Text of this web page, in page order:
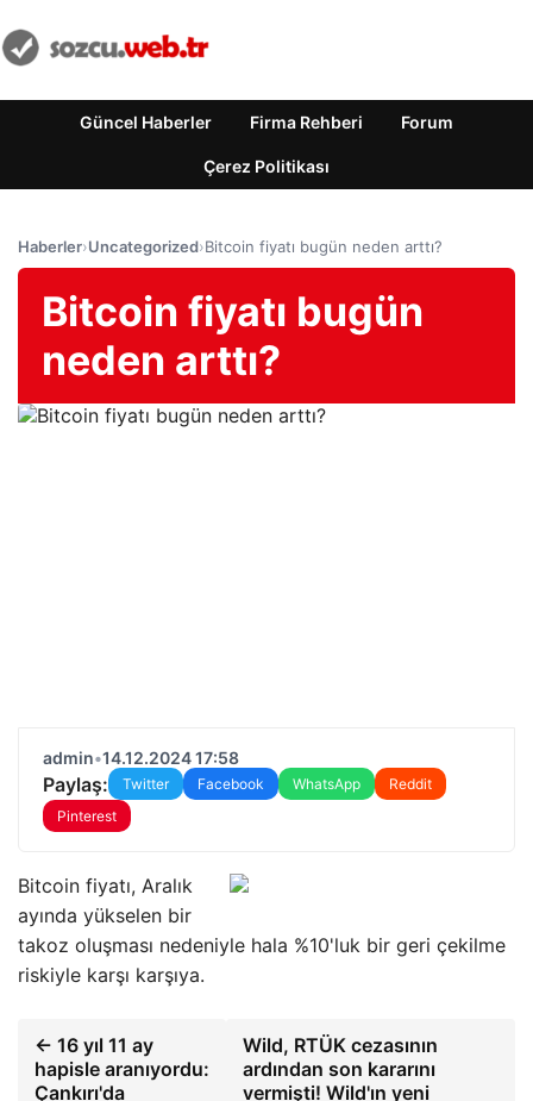
Güncel Haberler Firma Rehberi Forum
Çerez Politikası
Haberler›Uncategorized›Bitcoin fiyatı bugün neden arttı?
Bitcoin fiyatı bugün
neden arttı?
admin•14.12.2024 17:58
Paylaş: Twitter Facebook WhatsApp
Reddit
Pinterest
Bitcoin fiyatı, Aralık
ayında yükselen bir
takoz oluşması nedeniyle hala %10'luk bir geri çekilme
riskiyle karşı karşıya.
← 16 yıl 11 ay
hapisle aranıyordu:
Çankırı'da
Wild, RTÜK cezasının
ardından son kararını
vermişti! Wild'ın yeni